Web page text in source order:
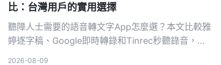
比：台灣用戶的實用選擇
聽障人士需要的語音轉文字App怎麼選？本文比較雅
婷逐字稿、Google即時轉錄和Tinrec秒聽錄音，從
2026-08-09